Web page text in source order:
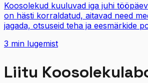
Koosolekud kuuluvad iga juhi
on hästi korraldatud, aitavad need
jagada, otsuseid teha ja eesmärkide
3 min lugemist
Liitu